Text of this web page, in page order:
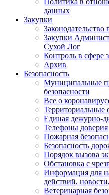
Политика в
данных
Закупки
Законодательство
Закупки
Сухой Лог
Контроль в сфере
Архив
Безопасность
Муниципальные
безопасности
Все о
Территориальные
Единая дежурно-
Телефоны доверия
Пожарная
Безопасность
Порядок вызова
Обстановка с
Информация для
действий,
Ветеринарная